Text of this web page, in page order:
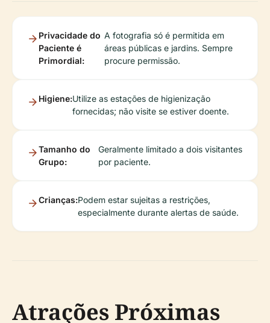
Privacidade do
Paciente é
Primordial:
A fotografia só é permitida em
áreas públicas e jardins. Sempre
procure permissão.
Higiene:Utilize as estações de higienização
fornecidas; não visite se estiver doente.
Tamanho do
Grupo:
Geralmente limitado a dois visitantes
por paciente.
Crianças:Podem estar sujeitas a restrições,
especialmente durante alertas de saúde.
Atrações Próximas